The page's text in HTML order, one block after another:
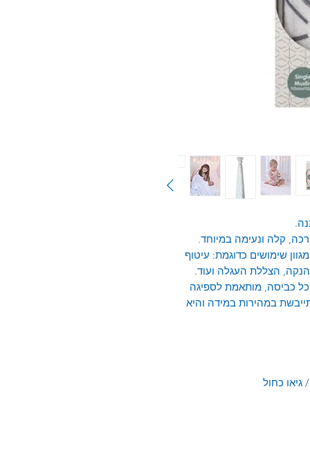
קלה ונעימה במיוחד.
שימושים כדוגמת: עיטוף
הצללת העגלה ועוד.
כביסה, מותאמת לספיגה
במהירות במידה והיא
גיאו כחול